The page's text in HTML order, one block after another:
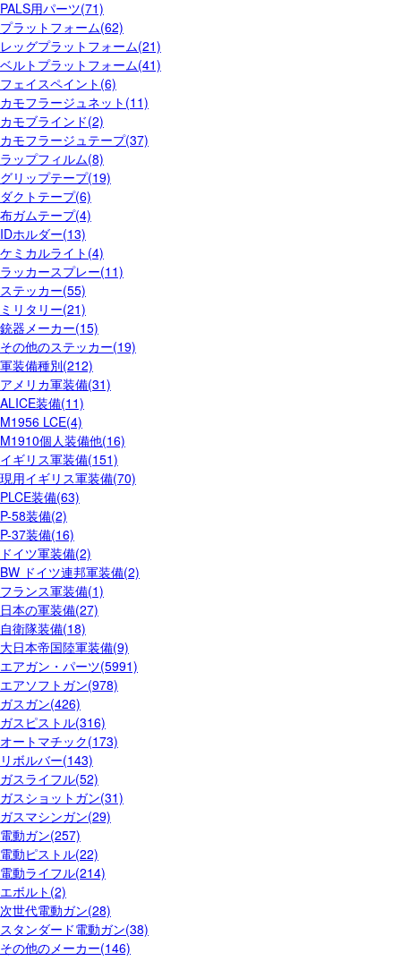
PALS用パーツ(71)
プラットフォーム(62)
レッグプラットフォーム(21)
ベルトプラットフォーム(41)
フェイスペイント(6)
カモフラージュネット(11)
カモブラインド(2)
カモフラージュテープ(37)
ラップフィルム(8)
グリップテープ(19)
ダクトテープ(6)
布ガムテープ(4)
IDホルダー(13)
ケミカルライト(4)
ラッカースプレー(11)
ステッカー(55)
ミリタリー(21)
銃器メーカー(15)
その他のステッカー(19)
軍装備種別(212)
アメリカ軍装備(31)
ALICE装備(11)
M1956 LCE(4)
M1910個人装備他(16)
イギリス軍装備(151)
現用イギリス軍装備(70)
PLCE装備(63)
P-58装備(2)
P-37装備(16)
ドイツ軍装備(2)
BW ドイツ連邦軍装備(2)
フランス軍装備(1)
日本の軍装備(27)
自衛隊装備(18)
大日本帝国陸軍装備(9)
エアガン・パーツ(5991)
エアソフトガン(978)
ガスガン(426)
ガスピストル(316)
オートマチック(173)
リボルバー(143)
ガスライフル(52)
ガスショットガン(31)
ガスマシンガン(29)
電動ガン(257)
電動ピストル(22)
電動ライフル(214)
エボルト(2)
次世代電動ガン(28)
スタンダード電動ガン(38)
その他のメーカー(146)